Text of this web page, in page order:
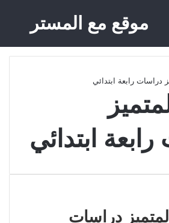
موقع مع المستر
دراسات رابعة ابتدائي
ابتدائي
دراسات